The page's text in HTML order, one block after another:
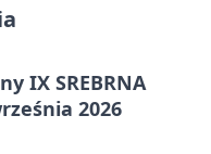
IX SREBRNA
2026